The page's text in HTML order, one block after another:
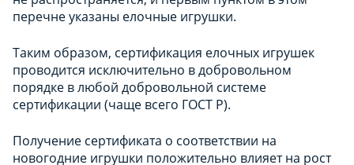
перечне указаны елочные игрушки.
Таким образом, сертификация елочных игрушек
проводится исключительно в добровольном
порядке в любой добровольной системе
сертификации (чаще всего ГОСТ Р).
Получение сертификата о соответствии на
новогодние игрушки положительно влияет на рост